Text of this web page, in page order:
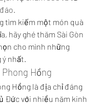
tìm kiếm một món quà
hãy ghé thăm Sài Gòn
cho mình những
ý nhất.
Phong Hồng
Hồng là địa chỉ đáng
Đức với nhiều năm kinh